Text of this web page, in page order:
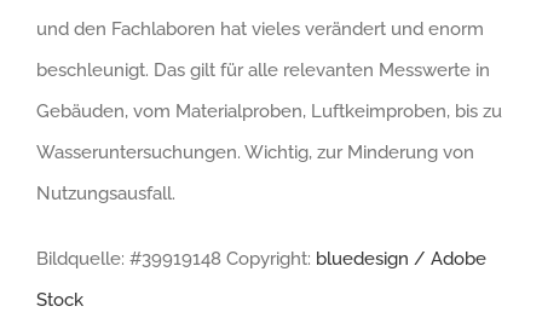
und den Fachlaboren hat vieles verändert und enorm
beschleunigt. Das gilt für alle relevanten Messwerte in
Gebäuden, vom Materialproben, Luftkeimproben, bis zu
Wasseruntersuchungen. Wichtig, zur Minderung von
Nutzungsausfall.
Bildquelle: #39919148 Copyright: bluedesign / Adobe
Stock